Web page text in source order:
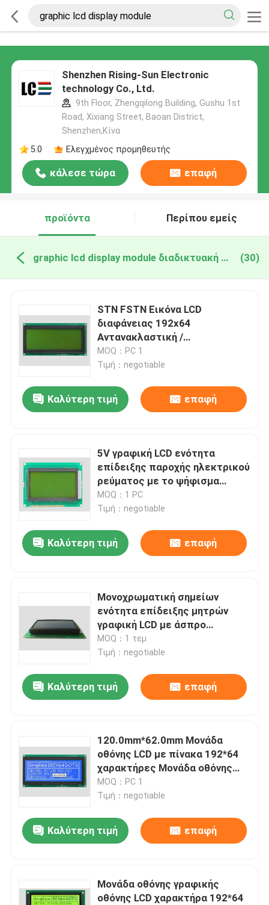
Shenzhen Rising-Sun Electronic
technology Co., Ltd.
9th Floor, Zhengqilong Building, Gushu 1st
Road, Xixiang Street, Baoan District,
Shenzhen,Κίνα
5.0
Ελεγχμένος προμηθευτής
κάλεσε τώρα επαφή
προϊόντα Περίπου εμείς
graphic lcd display module διαδικτυακή κατασκευή (30)
STN FSTN Εικόνα LCD
διαφάνειας 192x64
Αντανακλαστική /
Αντανακλαστική / Μεταδοτική
MOQ：PC 1
Τιμή：negotiable
Καλύτερη τιμή επαφή
5V γραφική LCD ενότητα
επίδειξης παροχής ηλεκτρικού
ρεύματος με το ψήφισμα
128*64
MOQ：1 PC
Τιμή：negotiable
Καλύτερη τιμή επαφή
Μονοχρωματική σημείων
ενότητα επίδειξης μητρών
γραφική LCD με άσπρο
Backlighting
MOQ：1 τεμ
Τιμή：negotiable
Καλύτερη τιμή επαφή
120.0mm*62.0mm Μονάδα
οθόνης LCD με πίνακα 192*64
χαρακτήρες Μονάδα οθόνης
LCD
MOQ：PC 1
Τιμή：negotiable
Καλύτερη τιμή επαφή
Μονάδα οθόνης γραφικής
οθόνης LCD χαρακτήρα 192*64